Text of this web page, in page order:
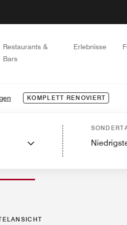
Restaurants &
Bars
Erlebnisse
KOMPLETT RENOVIERT
Golf